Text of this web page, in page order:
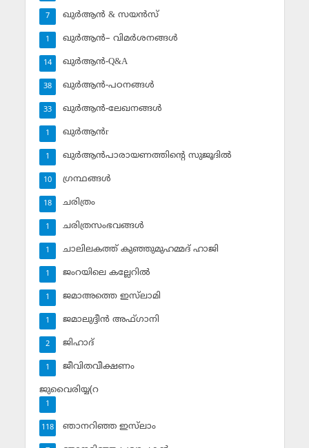
ഖുര്‍ആന്‍ & സയന്‍സ്‌
7
ഖുര്‍ആന്‍– വിമര്‍ശനങ്ങള്‍
1
ഖുര്‍ആന്‍-Q&A
14
ഖുര്‍ആന്‍-പഠനങ്ങള്‍
38
ഖുര്‍ആന്‍-ലേഖനങ്ങള്‍
33
ഖുര്‍ആന്‍r
1
ഖുര്‍ആന്‍പാരായണത്തിന്റെ സുജൂദില്‍
1
ഗ്രന്ഥങ്ങള്‍
10
ചരിത്രം
18
ചരിത്രസംഭവങ്ങള്‍
1
ചാലിലകത്ത് കുഞ്ഞുമുഹമ്മദ് ഹാജി
1
ജംറയിലെ കല്ലേറില്‍
1
ജമാഅത്തെ ഇസ്‌ലാമി
1
ജമാലുദ്ദീന്‍ അഫ്ഗാനി
1
ജിഹാദ്‌
2
ജീവിതവീക്ഷണം
1
ജുവൈരിയ്യ(റ
1
ഞാനറിഞ്ഞ ഇസ്‌ലാം
118